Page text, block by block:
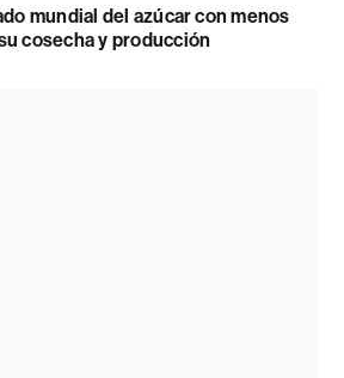
mundial del azúcar con menos
cosecha y producción